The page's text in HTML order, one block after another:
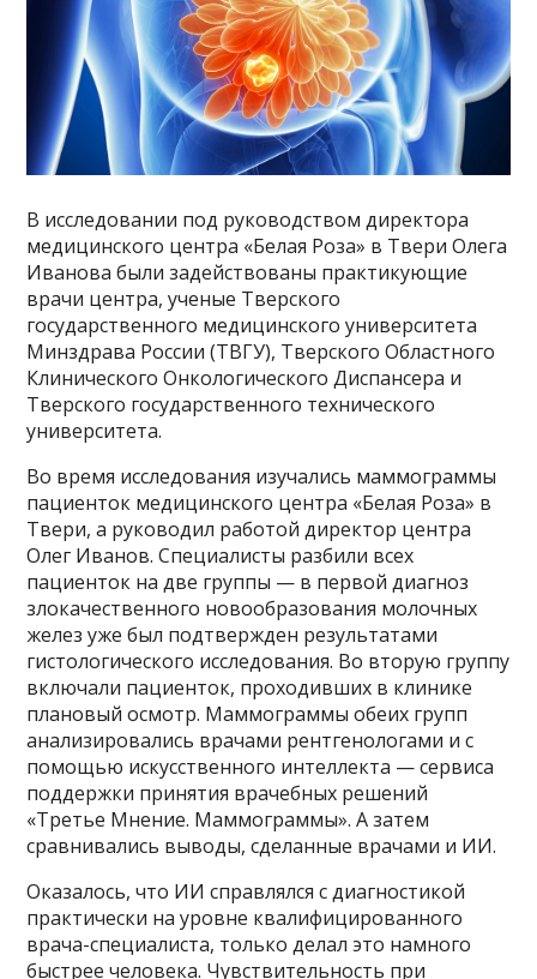
В исследовании под руководством директора
медицинского центра «Белая Роза» в Твери Олега
Иванова были задействованы практикующие
врачи центра, ученые Тверского
государственного медицинского университета
Минздрава России (ТВГУ), Тверского Областного
Клинического Онкологического Диспансера и
Тверского государственного технического
университета.
Во время исследования изучались маммограммы
пациенток медицинского центра «Белая Роза» в
Твери, а руководил работой директор центра
Олег Иванов. Специалисты разбили всех
пациенток на две группы — в первой диагноз
злокачественного новообразования молочных
желез уже был подтвержден результатами
гистологического исследования. Во вторую группу
включали пациенток, проходивших в клинике
плановый осмотр. Маммограммы обеих групп
анализировались врачами рентгенологами и с
помощью искусственного интеллекта — сервиса
поддержки принятия врачебных решений
«Третье Мнение. Маммограммы». А затем
сравнивались выводы, сделанные врачами и ИИ.
Оказалось, что ИИ справлялся с диагностикой
практически на уровне квалифицированного
врача-специалиста, только делал это намного
быстрее человека. Чувствительность при